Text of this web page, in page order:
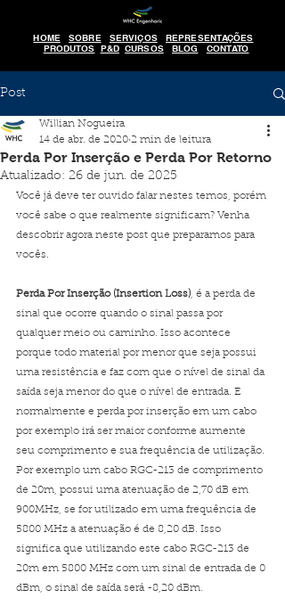
HOME SOBRE SERVIÇOS
REPRESENTAÇÕES
PRODUTOS P&D CURSOS BLOG CONTATO
Post
Perda Por Inserção e Perda Por Retorno
Willian Nogueira
14 de abr. de 2020 2 min de leitura
Atualizado: 26 de jun. de 2025
Você já deve ter ouvido falar nestes temos, porém
você sabe o que realmente significam? Venha
descobrir agora neste post que preparamos para
vocês.
Perda Por Inserção (Insertion Loss) , é a perda de
sinal que ocorre quando o sinal passa por
qualquer meio ou caminho. Isso acontece
porque todo material por menor que seja possui
uma resistência e faz com que o nível de sinal da
saída seja menor do que o nível de entrada. E
normalmente e perda por inserção em um cabo
por exemplo irá ser maior conforme aumente
seu comprimento e sua frequência de utilização.
Por exemplo um cabo RGC-213 de comprimento
de 20m, possui uma atenuação de 2,70 dB em
900MHz, se for utilizado em uma frequência de
5800 MHz a atenuação é de 8,20 dB. Isso
significa que utilizando este cabo RGC-213 de
20m em 5800 MHz com um sinal de entrada de 0
dBm, o sinal de saída será -8,20 dBm.